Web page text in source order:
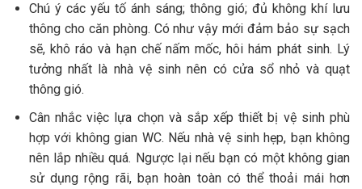
Chú ý các yếu tố ánh sáng; thông gió; đủ không khí lưu
thông cho căn phòng. Có như vậy mới đảm bảo sự sạch
sẽ, khô ráo và hạn chế nấm mốc, hôi hám phát sinh. Lý
tưởng nhất là nhà vệ sinh nên có cửa sổ nhỏ và quạt
thông gió.
Cân nhắc việc lựa chọn và sắp xếp thiết bị vệ sinh phù
hợp với không gian WC. Nếu nhà vệ sinh hẹp, bạn không
nên lắp nhiều quá. Ngược lại nếu bạn có một không gian
sử dụng rộng rãi, bạn hoàn toàn có thể thoải mái hơn